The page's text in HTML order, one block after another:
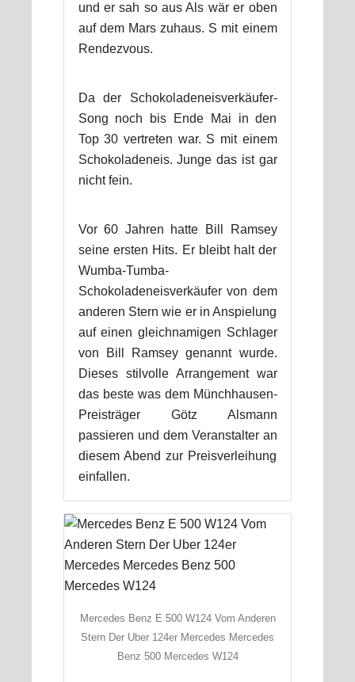
und er sah so aus Als wär er oben
auf dem Mars zuhaus. S mit einem
Rendezvous.
Da der Schokoladeneisverkäufer-
Song noch bis Ende Mai in den
Top 30 vertreten war. S mit einem
Schokoladeneis. Junge das ist gar
nicht fein.
Vor 60 Jahren hatte Bill Ramsey
seine ersten Hits. Er bleibt halt der
Wumba-Tumba-
Schokoladeneisverkäufer von dem
anderen Stern wie er in Anspielung
auf einen gleichnamigen Schlager
von Bill Ramsey genannt wurde.
Dieses stilvolle Arrangement war
das beste was dem Münchhausen-
Preisträger Götz Alsmann
passieren und dem Veranstalter an
diesem Abend zur Preisverleihung
einfallen.
Mercedes Benz E 500 W124 Vom Anderen
Stern Der Uber 124er Mercedes Mercedes
Benz 500 Mercedes W124